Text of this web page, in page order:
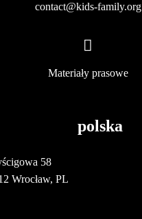
contact@kids-family.org
Materiały prasowe
polska
58
Wrocław, PL